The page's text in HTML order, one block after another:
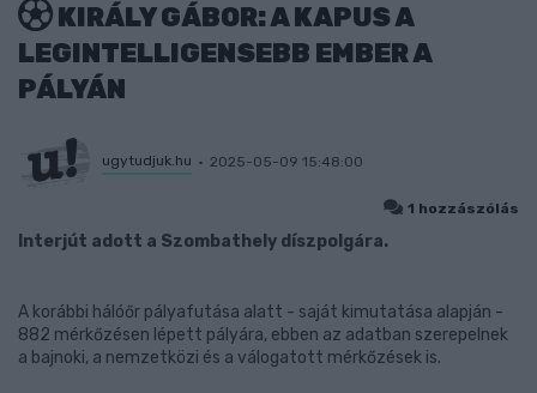
KIRÁLY GÁBOR: A KAPUS A
LEGINTELLIGENSEBB EMBER A
PÁLYÁN
ugytudjuk.hu 2025-05-09 15:48:00
1 hozzászólás
Interjút adott a Szombathely díszpolgára.
A korábbi hálóőr pályafutása alatt - saját kimutatása alapján -
882 mérkőzésen lépett pályára, ebben az adatban szerepelnek
a bajnoki, a nemzetközi és a válogatott mérkőzések is.